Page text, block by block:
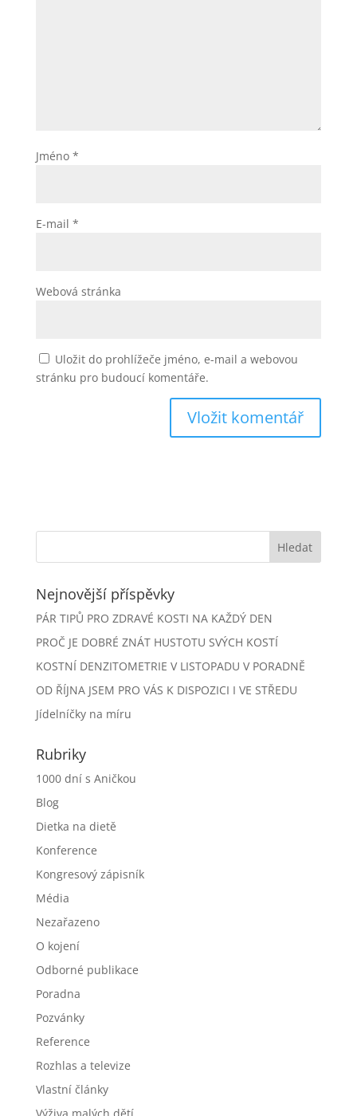
Jméno *
E-mail *
Webová stránka
Uložit do prohlížeče jméno, e-mail a webovou
stránku pro budoucí komentáře.
Nejnovější příspěvky
PÁR TIPŮ PRO ZDRAVÉ KOSTI NA KAŽDÝ DEN
PROČ JE DOBRÉ ZNÁT HUSTOTU SVÝCH KOSTÍ
KOSTNÍ DENZITOMETRIE V LISTOPADU V PORADNĚ
OD ŘÍJNA JSEM PRO VÁS K DISPOZICI I VE STŘEDU
Jídelníčky na míru
Rubriky
1000 dní s Aničkou
Blog
Dietka na dietě
Konference
Kongresový zápisník
Média
Nezařazeno
O kojení
Odborné publikace
Poradna
Pozvánky
Reference
Rozhlas a televize
Vlastní články